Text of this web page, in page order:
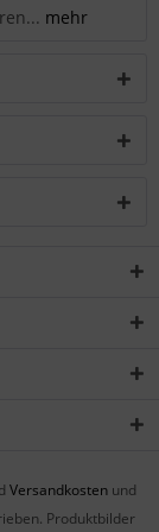
mehr
Versandkostenund
Produktbilder